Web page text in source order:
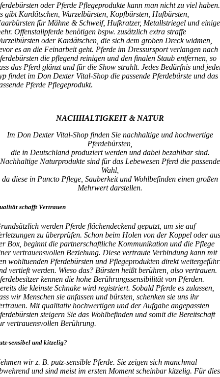
oder Pferde Pflegeprodukte kann man nicht zu viel haben.
gibt Kardätschen, Wurzelbürsten, Kopfbürsten, Hufbürsten,
für Mähne & Schweif, Hufkratzer, Metallstriegel und
Offenstallpferde benötigen bspw. zusätzlich extra straffe
oder Kardätschen, die sich dem groben Dreck widmen,
es an die Feinarbeit geht. Pferde im Dressursport verlangen nach
die pflegend reinigen und den finalen Staub entfernen, so
das Pferd glänzt und für die Show strahlt. Jedes Bedürfnis und
findet im Don Dexter Vital-Shop die passende Pferdebürste und das
Pferde Pflegeprodukt.
NACHHALTIGKEIT & NATUR
Im Don Dexter Vital-Shop finden Sie nachhaltige und hochwertige
Pferdebürsten,
die in Deutschland produziert werden und dabei bezahlbar sind.
Nachhaltige Naturprodukte sind für das Lebewesen Pferd die passende
Wahl,
da diese in Puncto Pflege, Sauberkeit und Wohlbefinden einen großen
Mehrwert darstellen.
schafft Vertrauen
werden Pferde flächendeckend geputzt, um sie auf
zu überprüfen. Schon beim Holen von der Koppel oder
Box, beginnt die partnerschaftliche Kommunikation und die Pflege
vertrauensvollen Beziehung. Diese vertraute Verbindung kann mit
wohltuenden Pferdebürsten und Pflegeprodukten direkt
vertieft werden. Wieso das? Bürsten heißt berühren, also vertrauen.
kennen die hohe Berührungssensibilität von Pferden.
die kleinste Schnake wird registriert. Sobald Pferde es zulassen,
wir Menschen sie anfassen und bürsten, schenken sie uns ihr
Mit qualitativ hochwertigen und der Aufgabe angepassten
steigern Sie das Wohlbefinden und somit die Bereitschaft
vertrauensvollen Berührung.
sensibel und kitzelig?
wir z. B. putz-sensible Pferde. Sie zeigen sich manchmal
und sind meist im ersten Moment scheinbar kitzelig. Für